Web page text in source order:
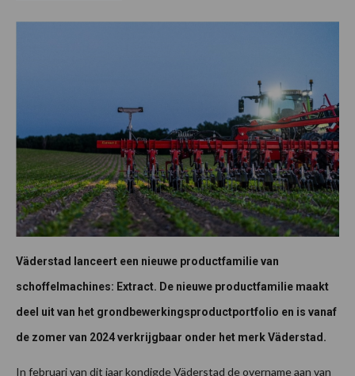
Väderstad lanceert een nieuwe productfamilie van
schoffelmachines: Extract. De nieuwe productfamilie maakt
deel uit van het grondbewerkingsproductportfolio en is vanaf
de zomer van 2024 verkrijgbaar onder het merk Väderstad.
In februari van dit jaar kondigde Väderstad de overname aan van